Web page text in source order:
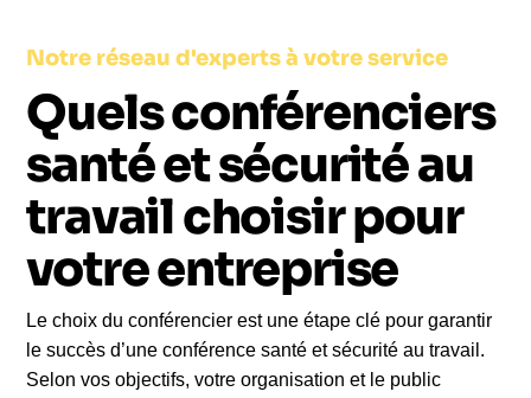
Notre réseau d'experts à votre service
Quels conférenciers
santé et sécurité au
travail choisir pour
votre entreprise
Le choix du conférencier est une étape clé pour garantir
le succès d’une conférence santé et sécurité au travail.
Selon vos objectifs, votre organisation et le public